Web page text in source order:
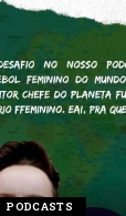
PODCASTS